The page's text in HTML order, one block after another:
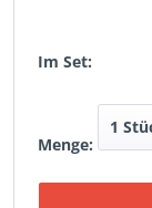
Im Set:
Menge: